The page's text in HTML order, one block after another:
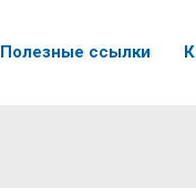
Полезные ссылки